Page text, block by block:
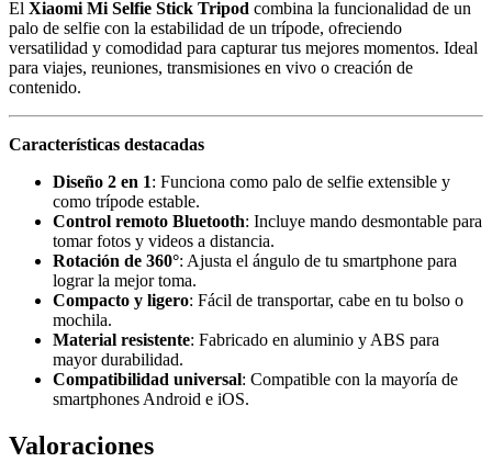
El Xiaomi Mi Selfie Stick Tripod combina la funcionalidad de un
palo de selfie con la estabilidad de un trípode, ofreciendo
versatilidad y comodidad para capturar tus mejores momentos. Ideal
para viajes, reuniones, transmisiones en vivo o creación de
contenido.
Características destacadas
Diseño 2 en 1: Funciona como palo de selfie extensible y
como trípode estable.
Control remoto Bluetooth: Incluye mando desmontable para
tomar fotos y videos a distancia.
Rotación de 360°: Ajusta el ángulo de tu smartphone para
lograr la mejor toma.
Compacto y ligero: Fácil de transportar, cabe en tu bolso o
mochila.
Material resistente: Fabricado en aluminio y ABS para
mayor durabilidad.
Compatibilidad universal: Compatible con la mayoría de
smartphones Android e iOS.
Valoraciones